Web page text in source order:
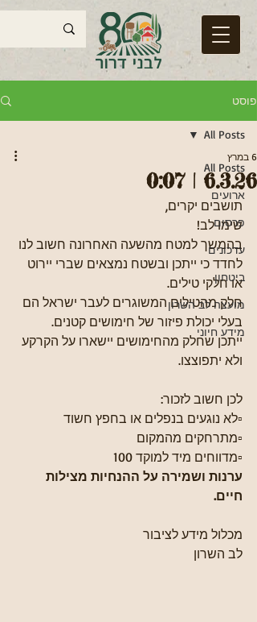
פוסט
All Posts
ארועים
פרסום
עדכונים
ביטחון
מועצה לב השרון
מידע חיוני
All Posts
6.3.26 | 0:07
6 במרץ
תושבים יקרים,
שימו לב!
בהמשך למטח מהשעה האחרונה חשוב לנו
לחדד כי ייתכן ובשטח נמצאים שברי יירוט
או חלקי טילים.
חלק מהטילים המשוגרים לעבר ישראל הם
בעלי יכולת פיזור של חימושים קטנים.
ייתכן שחלק מהחימושים יישארו על הקרקע
ולא יתפוצצו.
לכן חשוב לזכור:
▫️לא נוגעים בנפלים או בחפץ חשוד
▫️מתרחקים מהמקום
▫️מדווחים מיד למוקד 100
ערנות ושמירה על ההנחיות מצילות
חיים.
מכלול מידע לציבור
לב השרון